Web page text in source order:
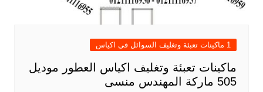
1 ماكينات تعبئة وتغليف السوائل فى اكياس
ماكينات تعبئة وتغليف اكياس العطور موديل
505 ماركة المهندس منسى